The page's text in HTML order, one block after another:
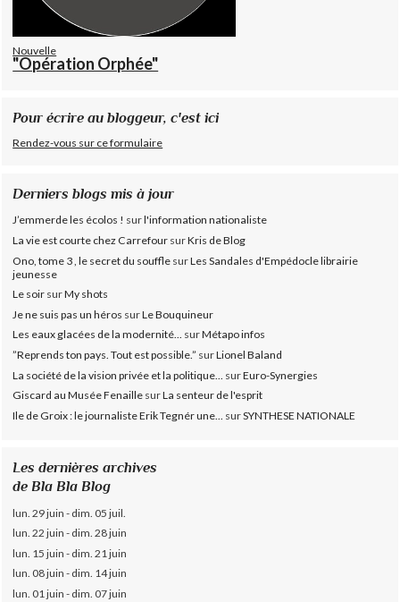
Nouvelle
"Opération Orphée"
Pour écrire au bloggeur, c'est ici
Rendez-vous sur ce formulaire
Derniers blogs mis à jour
J’emmerde les écolos ! surl'information nationaliste
La vie est courte chez Carrefour surKris de Blog
Ono, tome 3 , le secret du souffle surLes Sandales d'Empédocle librairie
jeunesse
Le soir surMy shots
Je ne suis pas un héros surLe Bouquineur
Les eaux glacées de la modernité... surMétapo infos
”Reprends ton pays. Tout est possible.” surLionel Baland
La société de la vision privée et la politique...
surEuro-Synergies
Giscard au Musée Fenaille surLa senteur de l'esprit
Ile de Groix : le journaliste Erik Tegnér une...
surSYNTHESE NATIONALE
Les dernières archives
de Bla Bla Blog
lun. 29 juin - dim. 05 juil.
lun. 22 juin - dim. 28 juin
lun. 15 juin - dim. 21 juin
lun. 08 juin - dim. 14 juin
lun. 01 juin - dim. 07 juin